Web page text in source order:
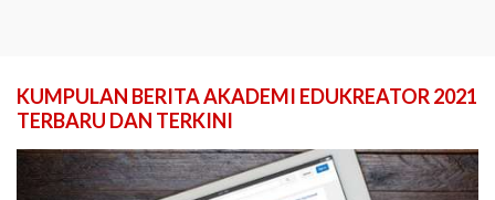
KUMPULAN BERITA AKADEMI EDUKREATOR 2021
TERBARU DAN TERKINI